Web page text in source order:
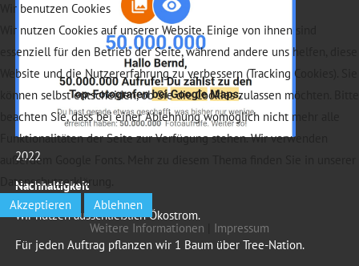
2022
Nachhaltigkeit
Wir nutzen ausschließlich Ökostrom.
Für jeden Auftrag pflanzen wir 1 Baum über Tree-Nation.
Wir benutzen Cookies
Wir nutzen Cookies auf unserer Website. Einige von ihnen sind
essenziell für den Betrieb der Seite, während andere uns helfen, diese
Website und die Nutzererfahrung zu verbessern (Tracking Cookies). Sie
können selbst entscheiden, ob Sie die Cookies zulassen möchten. Bitte
beachten Sie, dass bei einer Ablehnung womöglich nicht mehr alle
Funktionalitäten der Seite zur Verfügung stehen. Wir verwenden
außerdem Google Fonts. Mehr zu diesem Thema finden Sie in unserer
Datenschutzerklärung.
Akzeptieren
Ablehnen
Weitere Informationen
Impressum